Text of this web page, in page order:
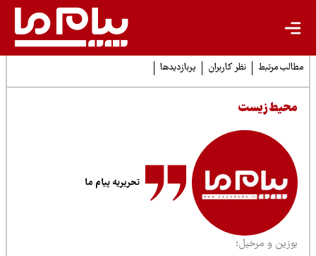
مرتبط نظر کاربران پربازدیدها
زیست
تحریریه پیام ما
و مرخیل؛